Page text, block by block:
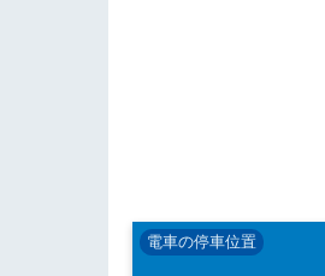
電車の停車位置